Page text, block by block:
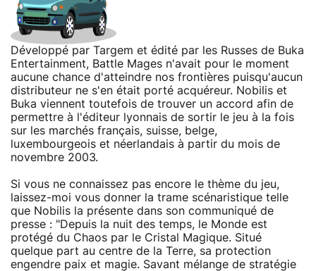
Développé par Targem et édité par les Russes de Buka
Entertainment, Battle Mages n'avait pour le moment
aucune chance d'atteindre nos frontières puisqu'aucun
distributeur ne s'en était porté acquéreur. Nobilis et
Buka viennent toutefois de trouver un accord afin de
permettre à l'éditeur lyonnais de sortir le jeu à la fois
sur les marchés français, suisse, belge,
luxembourgeois et néerlandais à partir du mois de
novembre 2003.
Si vous ne connaissez pas encore le thème du jeu,
laissez-moi vous donner la trame scénaristique telle
que Nobilis la présente dans son communiqué de
presse : "Depuis la nuit des temps, le Monde est
protégé du Chaos par le Cristal Magique. Situé
quelque part au centre de la Terre, sa protection
engendre paix et magie. Savant mélange de stratégie